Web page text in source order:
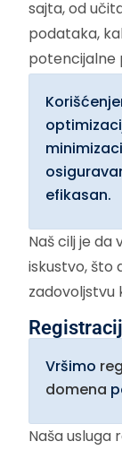
sajta, od
podataka,
potencijalne
efikasan.
Naš cilj je da
iskustvo, što
zadovoljstvu
Vršimo
domena
Naša usluga